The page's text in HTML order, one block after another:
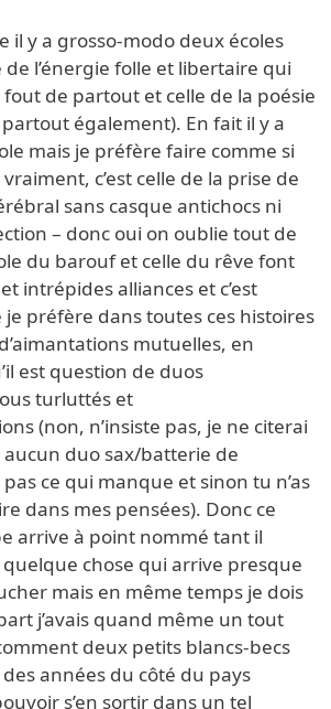
il y a grosso-modo deux écoles
de l’énergie folle et libertaire qui
de partout et celle de la poésie
également). En fait il y a
mais je préfère faire comme si
c’est celle de la prise de
sans casque antichocs ni
– donc oui on oublie tout de
du barouf et celle du rêve font
intrépides alliances et c’est
préfère dans toutes ces histoires
mutuelles, en
est question de duos
turluttés et
(non, n’insiste pas, je ne citerai
duo sax/batterie de
pas ce qui manque et sinon tu n’as
dans mes pensées). Donc ce
arrive à point nommé tant il
chose qui arrive presque
mais en même temps je dois
j’avais quand même un tout
deux petits blancs-becs
années du côté du pays
s’en sortir dans un tel